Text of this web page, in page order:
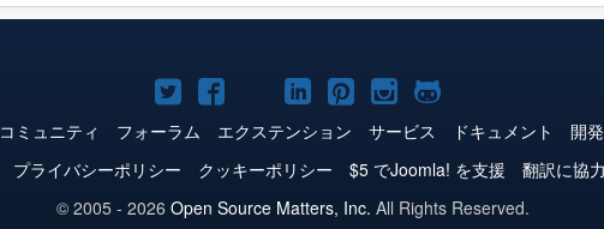
Joomla!
Twitter
Joomla!
Facebook
Joomla!
YouTube
Joomla!
LinkedIn
Joomla!
Pinterest
Joomla!
Instagram
Joomla!
GitHub
コミュニティ フォーラム エクステンション サービス ドキュメント 開
プライバシーポリシー クッキーポリシー $5 でJoomla! を支援 翻訳に協力
© 2005 - 2026 Open Source Matters, Inc. All Rights Reserved.